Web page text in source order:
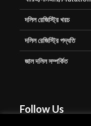
দলিল রেজিস্ট্রি খরচ
দলিল রেজিস্ট্রি পদ্ধতি
জাল দলিল সম্পর্কিত
Follow Us